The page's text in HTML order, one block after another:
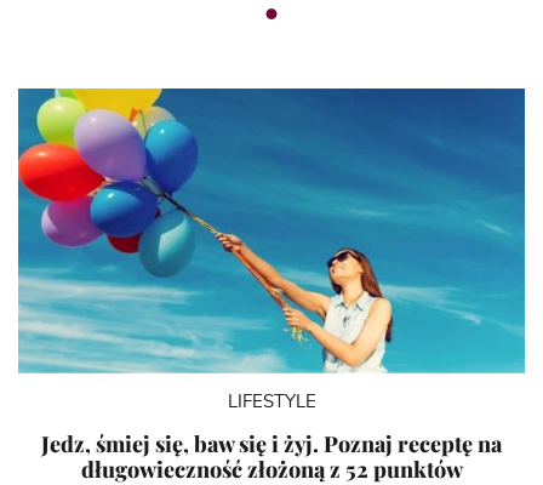
LIFESTYLE
Jedz, śmiej się, baw się i żyj. Poznaj receptę na
długowieczność złożoną z 52 punktów